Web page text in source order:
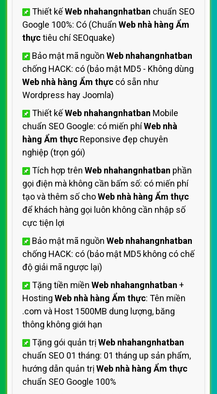
Thiết kếWeb nhahangnhatban chuẩn SEO
Google 100%: Có (Chuẩn Web nhà hàng Ẩm
thựctiêu chí SEOquake)
Bảo mật mã nguồn Web nhahangnhatban
chống HACK: có (bảo mật MD5 - Không dùng
Web nhà hàng Ẩm thực có sẵn như
Wordpress hay Joomla)
Thiết kếWeb nhahangnhatban Mobile
chuẩn SEO Google: có miến phíWeb nhà
hàng Ẩm thực Reponsive đẹp chuyên
nghiệp (trọn gói)
Tích hợp trên Web nhahangnhatban phần
gọi điện mà không cần bấm số: có miến phí
tạo và thêm số choWeb nhà hàng Ẩm thực
để khách hàng gọi luôn không cần nhập số
cực tiện lợi
Bảo mật mã nguồn Web nhahangnhatban
chống HACK: có (bảo mật MD5 không có chế
độ giải mã ngược lại)
Tặng tiền miền Web nhahangnhatban +
Hosting Web nhà hàng Ẩm thực: Tên miền
.com và Host 1500MB dung lượng, băng
thông không giới hạn
Tặng gói quản trị Web nhahangnhatban
chuẩn SEO 01 tháng: 01 tháng up sản phẩm,
hướng dẫn quản trị Web nhà hàng Ẩm thực
chuẩn SEO Google 100%